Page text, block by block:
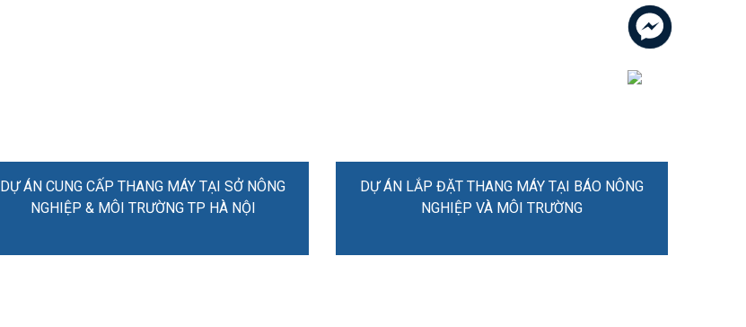
DỰ ÁN CUNG CẤP THANG MÁY TẠI SỞ NÔNG
NGHIỆP & MÔI TRƯỜNG TP HÀ NỘI
DỰ ÁN LẮP ĐẶT THANG MÁY TẠI BÁO NÔNG
NGHIỆP VÀ MÔI TRƯỜNG